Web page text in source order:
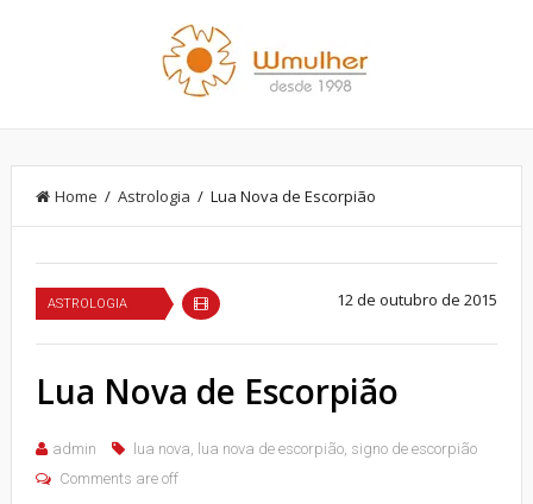
Home / Astrologia / Lua Nova de Escorpião
ASTROLOGIA 12 de outubro de 2015
Lua Nova de Escorpião
admin lua nova, lua nova de escorpião, signo de escorpião
Comments are off